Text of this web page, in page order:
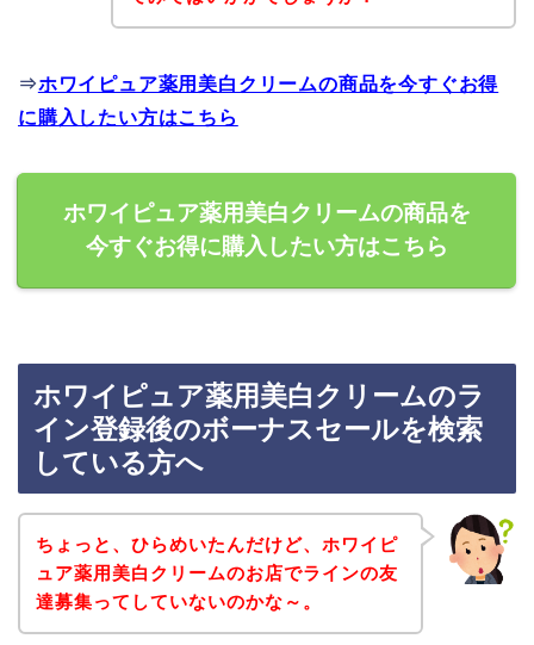
⇒ホワイピュア薬用美白クリームの商品を今すぐお得
に購入したい方はこちら
ホワイピュア薬用美白クリームの商品を
今すぐお得に購入したい方はこちら
ホワイピュア薬用美白クリームのラ
イン登録後のボーナスセールを検索
している方へ
ちょっと、ひらめいたんだけど、ホワイピ
ュア薬用美白クリームのお店でラインの友
達募集ってしていないのかな～。